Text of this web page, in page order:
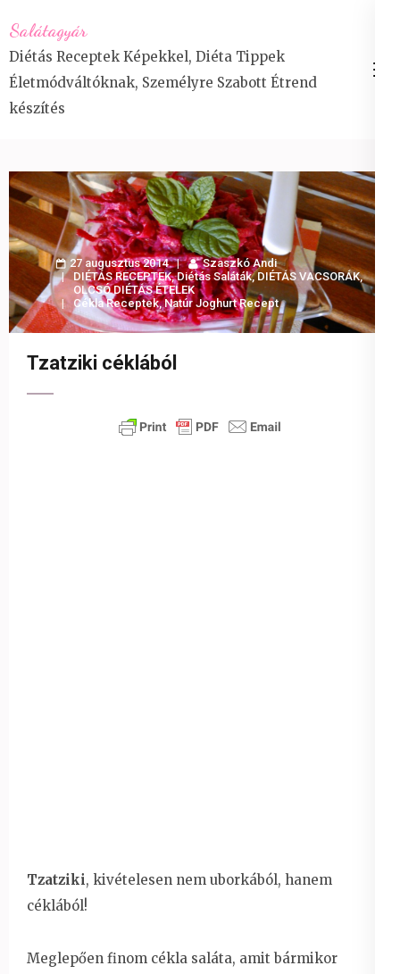
to
content
(Press
Enter)
Salátagyár
Diétás Receptek Képekkel, Diéta Tippek
Életmódváltóknak, Személyre Szabott Étrend
készítés
27 augusztus 2014
Szaszkó Andi
DIÉTÁS RECEPTEK,Diétás Saláták,DIÉTÁS VACSORÁK,
OLCSÓ DIÉTÁS ÉTELEK
Cékla Receptek,Natúr Joghurt Recept
Tzatziki céklából
Tzatziki, kivételesen nem uborkából, hanem
céklából!
Meglepően finom cékla saláta, amit bármikor